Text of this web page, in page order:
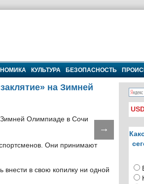
КУЛЬТУРА БЕЗОПАСНОСТЬ
на Зимней
→
Они принимают
в свою копилку ни одной